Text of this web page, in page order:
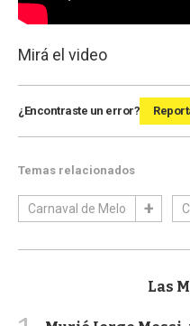
Mirá el video
¿Encontraste un error?
Temas relacionados
Carnaval de Melo
Las